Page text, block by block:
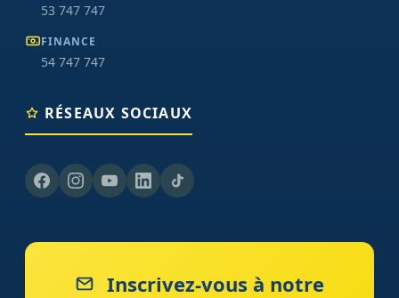
53 747 747
FINANCE
54 747 747
RÉSEAUX SOCIAUX
Inscrivez-vous à notre